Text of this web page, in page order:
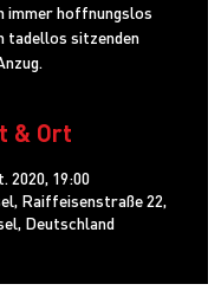
immer hoffnungslos
tadellos sitzenden
& Ort
2020, 19:00
Raiffeisenstraße 22,
Deutschland